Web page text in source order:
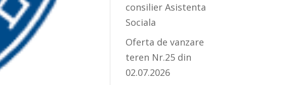
consilier Asistenta
Sociala
Oferta de vanzare
teren Nr.25 din
02.07.2026